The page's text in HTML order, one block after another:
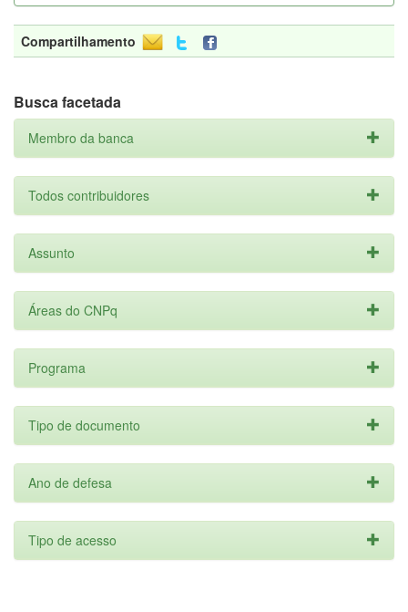
Compartilhamento
Busca facetada
Membro da banca
Todos contribuidores
Assunto
Áreas do CNPq
Programa
Tipo de documento
Ano de defesa
Tipo de acesso